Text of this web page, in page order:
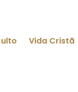
Vida Cristã